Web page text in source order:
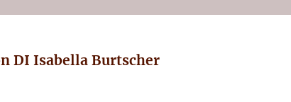
DI Isabella Burtscher